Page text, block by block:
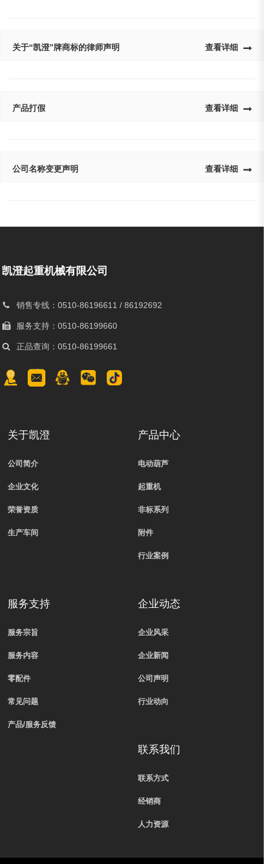
关于“凯澄”牌商标的律师声明 查看详细
产品打假 查看详细
公司名称变更声明 查看详细
凯澄起重机械有限公司
销售专线：0510-86196611 / 86192692
服务支持：0510-86199660
正品查询：0510-86199661
关于凯澄
公司简介
企业文化
荣誉资质
生产车间
产品中心
电动葫芦
起重机
非标系列
附件
行业案例
服务支持
服务宗旨
服务内容
零配件
常见问题
产品/服务反馈
企业动态
企业风采
企业新闻
公司声明
行业动向
联系我们
联系方式
经销商
人力资源